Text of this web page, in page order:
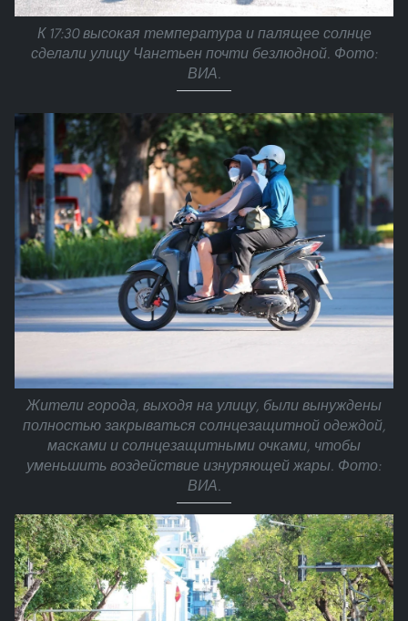
К 17:30 высокая температура и палящее солнце
сделали улицу Чангтьен почти безлюдной. Фото:
ВИА.
Жители города, выходя на улицу, были вынуждены
полностью закрываться солнцезащитной одеждой,
масками и солнцезащитными очками, чтобы
уменьшить воздействие изнуряющей жары. Фото:
ВИА.